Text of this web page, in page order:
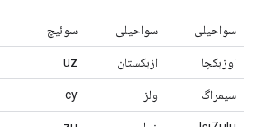
سواحیلی سواحیلی سوئیچ
اوزبکچا ازبکستان uz
سیمراگ ولز cy